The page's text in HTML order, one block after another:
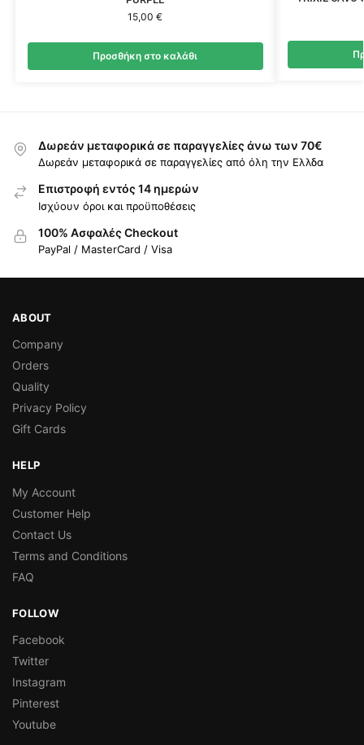
15,00€
Προσθήκη στο καλάθι
Δωρεάν μεταφορικά σε παραγγελίες άνω των 70€
Δωρεάν μεταφορικά σε παραγγελίες από όλη την Ελλδα
Επιστροφή εντός 14 ημερών
Ισχύουν όροι και προϋποθέσεις
100% Ασφαλές Checkout
PayPal / MasterCard / Visa
ABOUT
Company
Orders
Quality
Privacy Policy
Gift Cards
HELP
My Account
Customer Help
Contact Us
Terms and Conditions
FAQ
FOLLOW
Facebook
Twitter
Instagram
Pinterest
Youtube